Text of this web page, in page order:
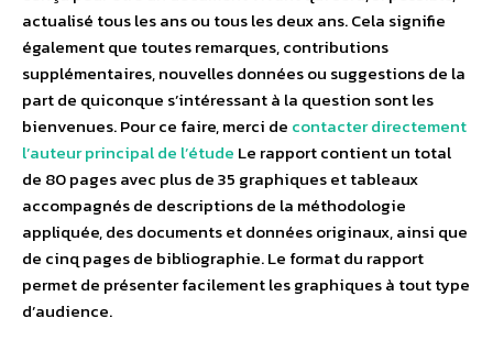
actualisé tous les ans ou tous les deux ans. Cela signifie
également que toutes remarques, contributions
supplémentaires, nouvelles données ou suggestions de la
part de quiconque s’intéressant à la question sont les
bienvenues. Pour ce faire, merci de contacter directement
l’auteur principal de l’étude Le rapport contient un total
de 80 pages avec plus de 35 graphiques et tableaux
accompagnés de descriptions de la méthodologie
appliquée, des documents et données originaux, ainsi que
de cinq pages de bibliographie. Le format du rapport
permet de présenter facilement les graphiques à tout type
d’audience.